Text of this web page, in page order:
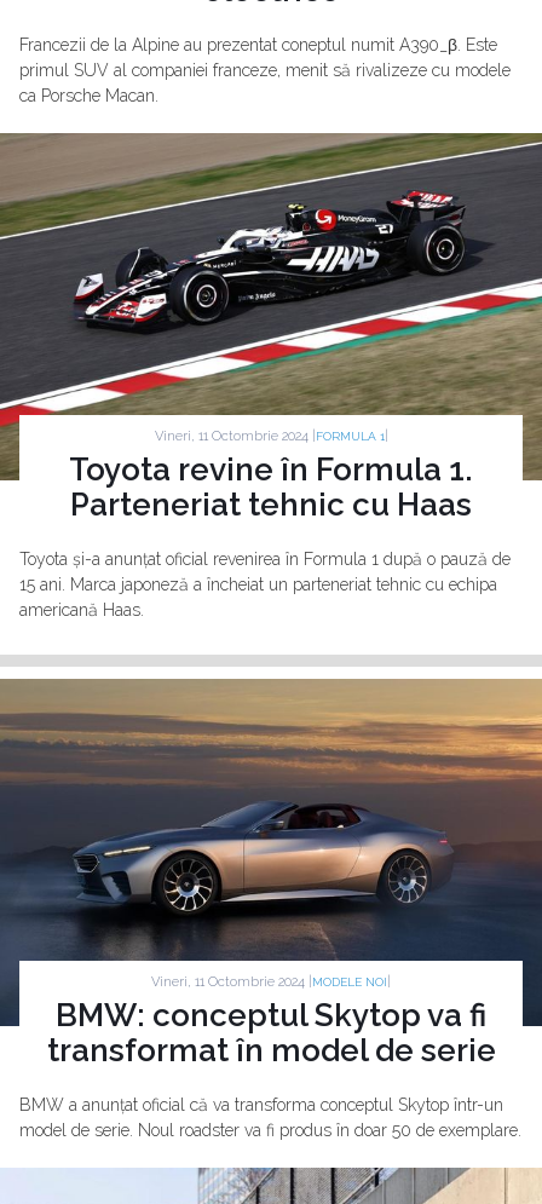
Francezii de la Alpine au prezentat coneptul numit A390_β. Este
primul SUV al companiei franceze, menit să rivalizeze cu modele
ca Porsche Macan.
Vineri, 11 Octombrie 2024 | FORMULA 1
Toyota revine în Formula 1.
Parteneriat tehnic cu Haas
Toyota și-a anunțat oficial revenirea în Formula 1 după o pauză de
15 ani. Marca japoneză a încheiat un parteneriat tehnic cu echipa
americană Haas.
Vineri, 11 Octombrie 2024 | MODELE NOI
BMW: conceptul Skytop va fi
transformat în model de serie
BMW a anunțat oficial că va transforma conceptul Skytop într-un
model de serie. Noul roadster va fi produs în doar 50 de exemplare.